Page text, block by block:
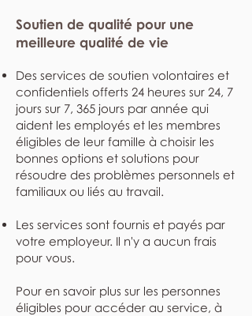
Soutien de qualité pour une
meilleure qualité de vie
Des services de soutien volontaires et
confidentiels offerts 24 heures sur 24, 7
jours sur 7, 365 jours par année qui
aident les employés et les membres
éligibles de leur famille à choisir les
bonnes options et solutions pour
résoudre des problèmes personnels et
familiaux ou liés au travail.
Les services sont fournis et payés par
votre employeur. Il n'y a aucun frais
pour vous.
Pour en savoir plus sur les personnes
éligibles pour accéder au service, à